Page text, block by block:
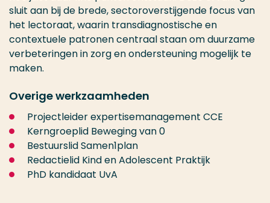
sluit aan bij de brede, sectoroverstijgende focus van
het lectoraat, waarin transdiagnostische en
contextuele patronen centraal staan om duurzame
verbeteringen in zorg en ondersteuning mogelijk te
maken.
Overige werkzaamheden
Projectleider expertisemanagement CCE
Kerngroeplid Beweging van 0
Bestuurslid Samen1plan
Redactielid Kind en Adolescent Praktijk
PhD kandidaat UvA